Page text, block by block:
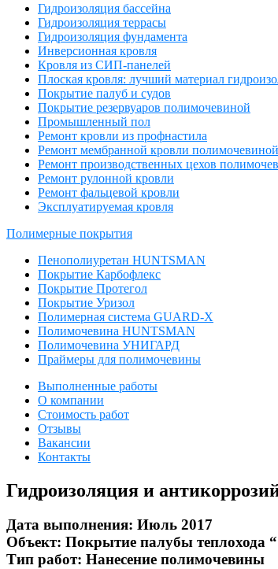
Гидроизоляция бассейна
Гидроизоляция террасы
Гидроизоляция фундамента
Инверсионная кровля
Кровля из СИП-панелей
Плоская кровля: лучший материал
Покрытие палуб и судов
Покрытие резервуаров полимочевиной
Промышленный пол
Ремонт кровли из профнастила
Ремонт мембранной кровли полимочевиной
Ремонт производственных цехов
Ремонт рулонной кровли
Ремонт фальцевой кровли
Эксплуатируемая кровля
Полимерные покрытия
Пенополиуретан HUNTSMAN
Покрытие Карбофлекс
Покрытие Протегол
Покрытие Уризол
Полимерная система GUARD-X
Полимочевина HUNTSMAN
Полимочевина УНИГАРД
Праймеры для полимочевины
Выполненные работы
О компании
Стоимость работ
Отзывы
Вакансии
Контакты
Гидроизоляция и
Дата выполнения: Июль 2017
Объект: Покрытие палубы теплохода
Тип работ: Нанесение полимочевины